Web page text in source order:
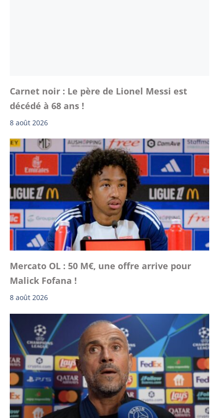
Carnet noir : Le père de Lionel Messi est
décédé à 68 ans !
8 août 2026
Mercato OL : 50 M€, une offre arrive pour
Malick Fofana !
8 août 2026